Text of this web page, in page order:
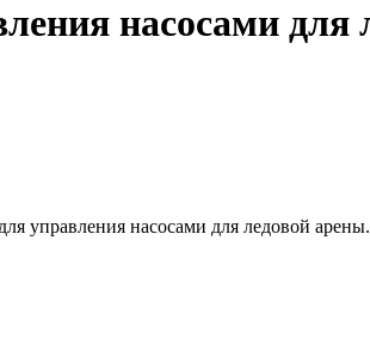
насосами для
управления насосами для ледовой арены.